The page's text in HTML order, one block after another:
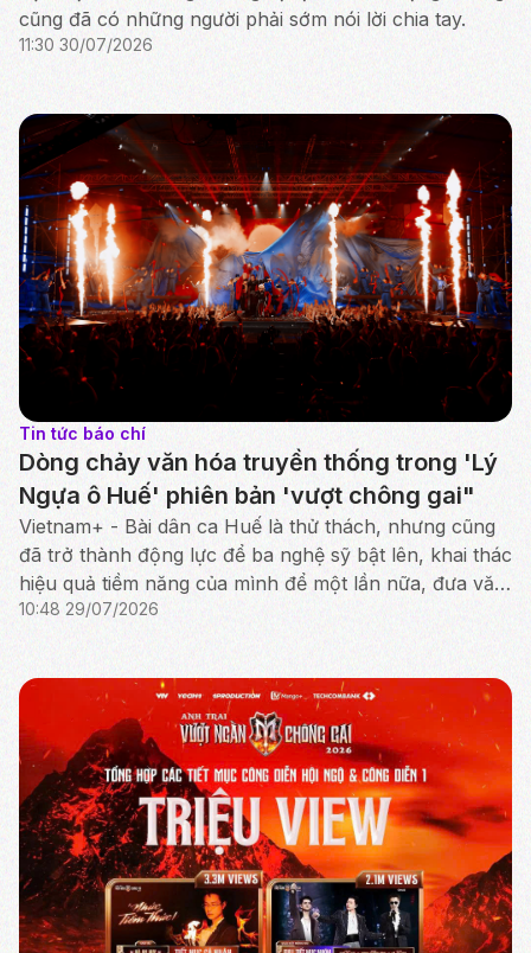
cũng đã có những người phải sớm nói lời chia tay.
11:30 30/07/2026
Tin tức báo chí
Dòng chảy văn hóa truyền thống trong 'Lý
Ngựa ô Huế' phiên bản 'vượt chông gai"
Vietnam+ - Bài dân ca Huế là thử thách, nhưng cũng
đã trở thành động lực để ba nghệ sỹ bật lên, khai thác
hiệu quả tiềm năng của mình để một lần nữa, đưa văn
hóa truyền thống tỏa sáng rực rỡ.
10:48 29/07/2026